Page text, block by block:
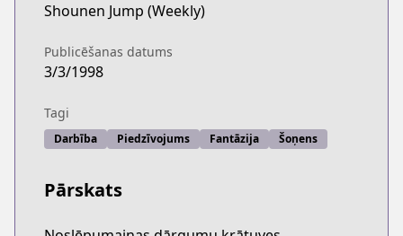
Shounen Jump (Weekly)
Publicēšanas datums
3/3/1998
Tagi
Darbība Piedzīvojums Fantāzija Šoņens
Pārskats